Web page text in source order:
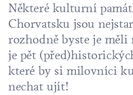
Některé kulturní
Chorvatsku jsou
rozhodně byste je
je pět
které by si milovníci
nechat ujít!